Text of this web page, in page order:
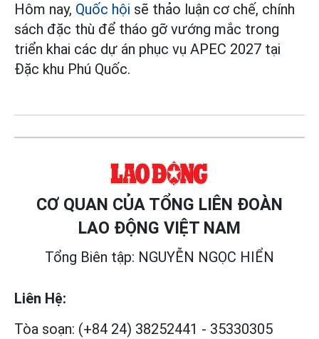
Hôm nay, Quốc hội sẽ thảo luận cơ chế, chính
sách đặc thù để tháo gỡ vướng mắc trong
triển khai các dự án phục vụ APEC 2027 tại
Đặc khu Phú Quốc.
CƠ QUAN CỦA TỔNG LIÊN ĐOÀN
LAO ĐỘNG VIỆT NAM
Tổng Biên tập: NGUYỄN NGỌC HIỂN
Liên Hệ:
Tòa soạn: (+84 24) 38252441 - 35330305